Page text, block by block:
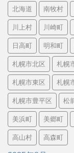
北海道 南牧村
川上村 川崎町
日高町 明和町
札幌市北区 札幌
札幌市東区 札幌
札幌市豊平区 松
美浜町 美郷町
高山村 高森町